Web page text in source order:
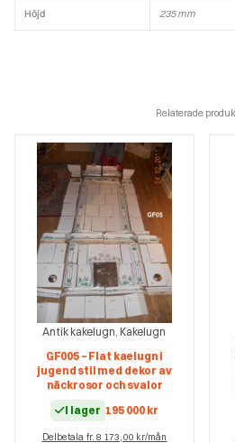
Höjd 235 mm
Relaterade
Antik kakelugn, Kakelugn
GF005 – Flat kaelugn i
jugend stil med dekor av
näckrosor och svalor
I lager 195 000 kr
Delbetala fr. 8 173,00 kr/mån